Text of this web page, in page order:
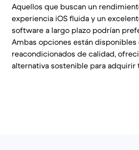
Aquellos que buscan un
experiencia iOS fluida y un
software a largo plazo podrían
Ambas opciones están
reacondicionados de calidad,
alternativa sostenible para adquirir